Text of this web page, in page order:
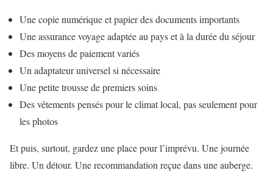
Une copie numérique et papier des documents importants
Une assurance voyage adaptée au pays et à la durée du séjour
Des moyens de paiement variés
Un adaptateur universel si nécessaire
Une petite trousse de premiers soins
Des vêtements pensés pour le climat local, pas seulement pour
les photos
Et puis, surtout, gardez une place pour l’imprévu. Une journée
libre. Un détour. Une recommandation reçue dans une auberge.